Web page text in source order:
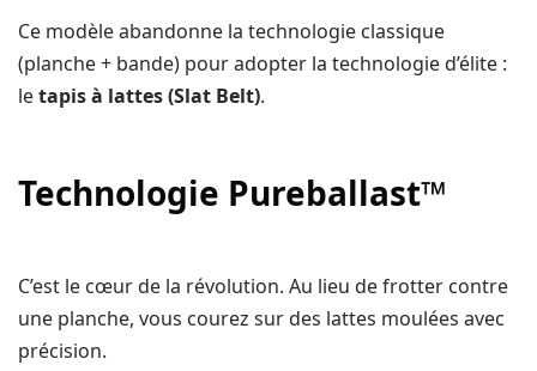
Ce modèle abandonne la technologie classique
(planche + bande) pour adopter la technologie d’élite :
letapis à lattes (Slat Belt).
Technologie Pureballast™
C’est le cœur de la révolution. Au lieu de frotter contre
une planche, vous courez sur des lattes moulées avec
précision.